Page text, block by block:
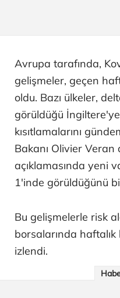
Avrupa tarafında,
gelişmeler, geçen
oldu. Bazı ülkeler,
görüldüğü
kısıtlamalarını
Bakanı Olivier
açıklamasında yeni
1'inde görüldüğünü
Bu gelişmelerle risk
borsalarında
izlendi.